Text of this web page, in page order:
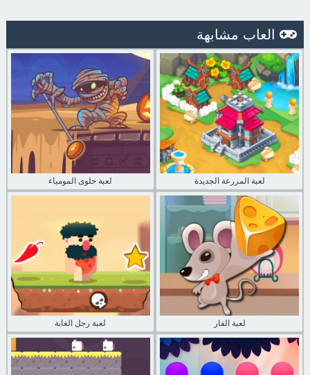
العاب مشابهة
لعبة حلوى المومياء لعبة المزرعة الجديدة
لعبة رجل الغابة لعبة الفار